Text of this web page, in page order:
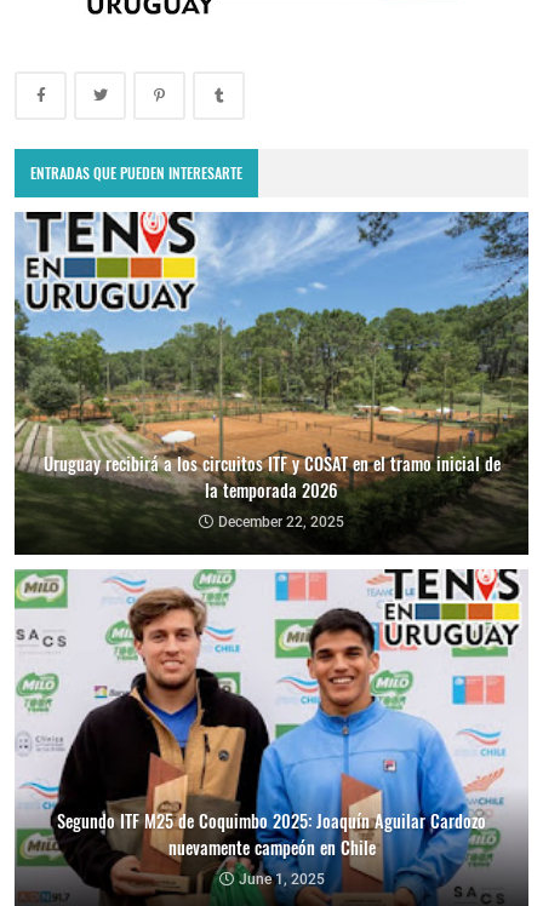
ENTRADAS QUE PUEDEN INTERESARTE
Uruguay recibirá a los circuitos ITF y COSAT en el tramo inicial de
la temporada 2026
December 22, 2025
Segundo ITF M25 de Coquimbo 2025: Joaquín Aguilar Cardozo
nuevamente campeón en Chile
June 1, 2025